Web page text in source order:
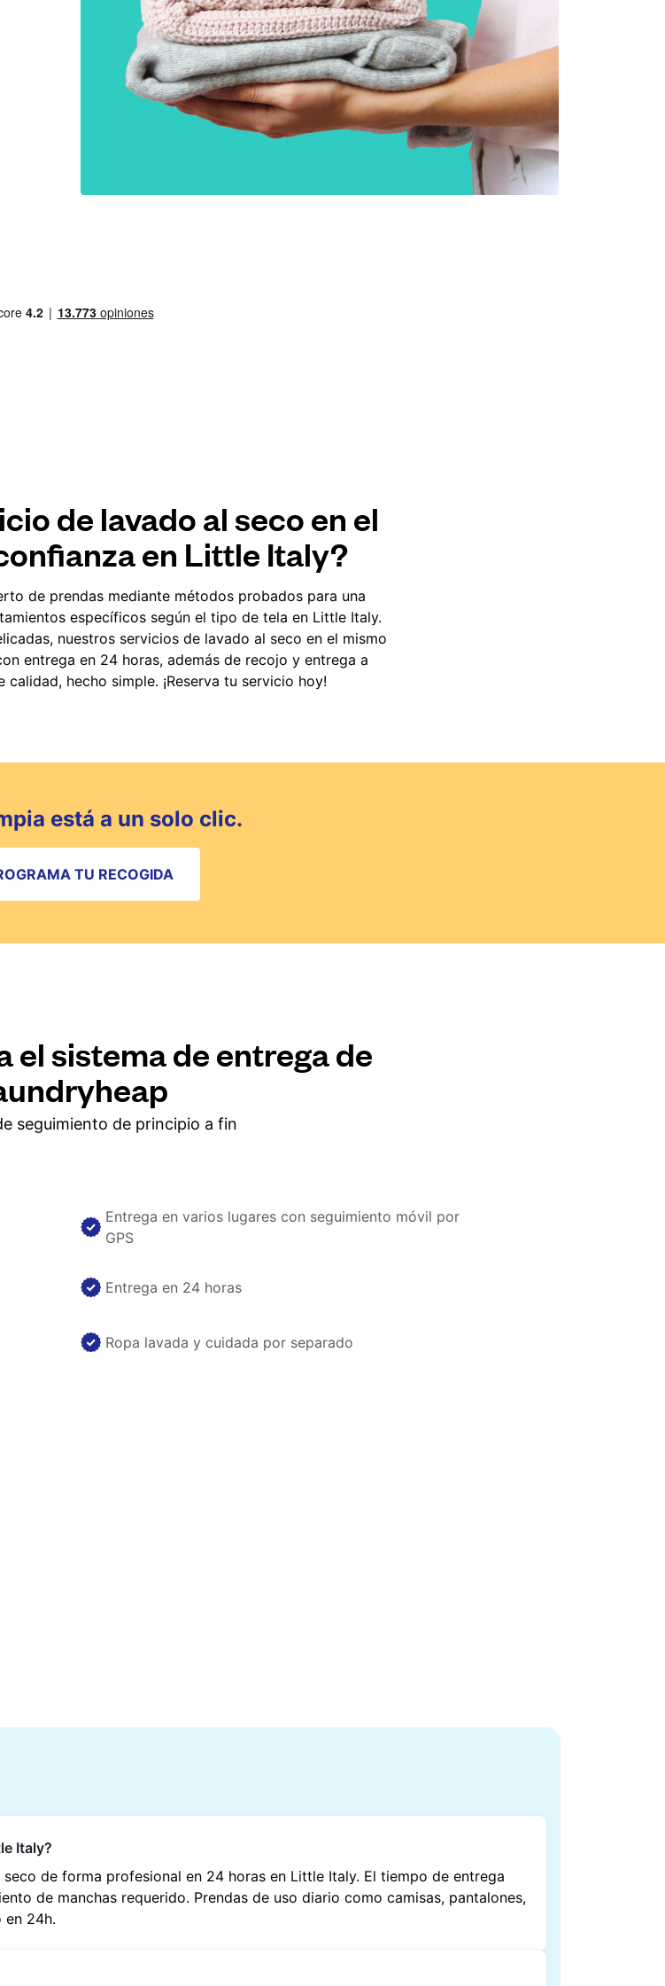
de lavado al seco en el
en Little Italy?
de prendas mediante métodos probados para una
específicos según el tipo de tela en Little Italy.
nuestros servicios de lavado al seco en el mismo
entrega en 24 horas, además de recojo y entrega a
hecho simple. ¡Reserva tu servicio hoy!
está a un solo clic.
TU RECOGIDA
el sistema de entrega de
seguimiento de principio a fin
Entrega en varios lugares con seguimiento móvil por
GPS
Entrega en 24 horas
Ropa lavada y cuidada por separado
Italy?
de forma profesional en 24 horas en Little Italy. El tiempo de entrega
de manchas requerido. Prendas de uso diario como camisas, pantalones,
en 24h.